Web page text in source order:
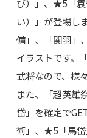
び）」、★5「
い）」が登場し
備」、「関羽」
イラストです。
武将なので、様
また、「超英
岱」を確定で
術」、★5「馬岱